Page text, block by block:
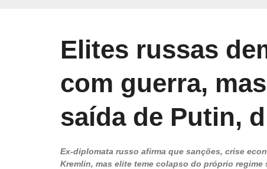
Elites russas
com guerra,
saída de Putin,
Ex-diplomata russo afirma que sanções, crise
Kremlin, mas elite teme colapso do próprio regime